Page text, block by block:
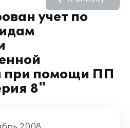
учет по
при помощи ПП
8"